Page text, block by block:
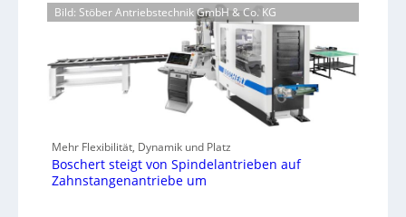
Bild: Stöber Antriebstechnik GmbH & Co. KG
Mehr Flexibilität, Dynamik und Platz
Boschert steigt von Spindelantrieben auf
Zahnstangenantriebe um